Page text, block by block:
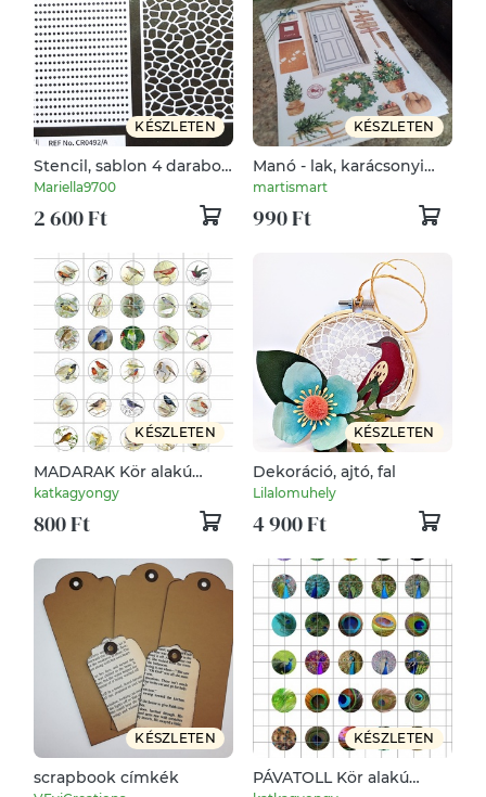
KÉSZLETEN
Stencil, sablon 4 darabos
szett A5-s méret 5.
Mariella9700
2 600 Ft
KÉSZLETEN
Manó - lak, karácsonyi
matrica szett,
dekorációnak, házikóhoz
martismart
990 Ft
KÉSZLETEN
MADARAK Kör alakú
digitális montázs 25 x
25mm 35db
katkagyongy
800 Ft
KÉSZLETEN
Dekoráció, ajtó, fal
Lilalomuhely
4 900 Ft
KÉSZLETEN
scrapbook címkék
KÉSZLETEN
PÁVATOLL Kör alakú